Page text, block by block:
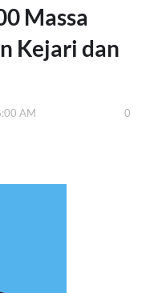
Massa
Kejari dan
AM 0